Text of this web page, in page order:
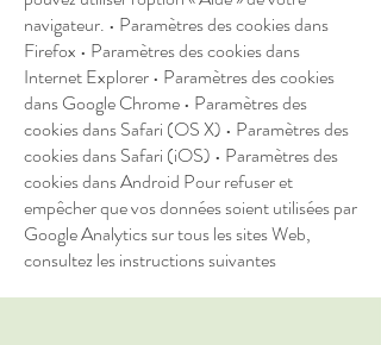
navigateur. • Paramètres des cookies dans
Firefox • Paramètres des cookies dans
Internet Explorer • Paramètres des cookies
dans Google Chrome • Paramètres des
cookies dans Safari (OS X) • Paramètres des
cookies dans Safari (iOS) • Paramètres des
cookies dans Android Pour refuser et
empêcher que vos données soient utilisées par
Google Analytics sur tous les sites Web,
consultez les instructions suivantes